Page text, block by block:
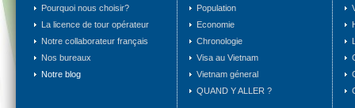
Pourquoi nous choisir?
La licence de tour opérateur
Notre collaborateur français
Nos bureaux
Notre blog
Population
Economie
Chronologie
Visa au Vietnam
Vietnam géneral
QUAND Y ALLER ?